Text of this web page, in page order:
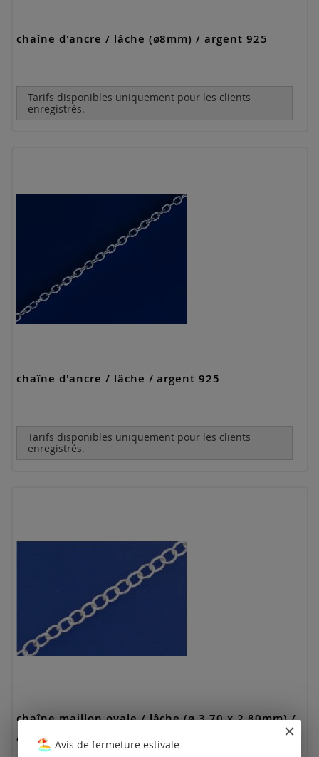
chaîne d'ancre / lâche (ø8mm) / argent 925
Tarifs disponibles uniquement pour les clients
enregistrés.
chaîne d'ancre / lâche / argent 925
Tarifs disponibles uniquement pour les clients
enregistrés.
chaîne maillon ovale / lâche (ø 3,70 x 2,80mm) /
argent 925Avis de fermeture estivale